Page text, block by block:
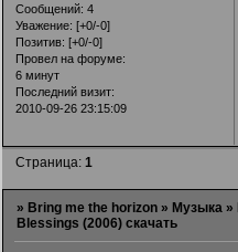
Сообщений: 4
Уважение: [+0/-0]
Позитив: [+0/-0]
Провел на форуме:
6 минут
Последний визит:
2010-09-26 23:15:09
Страница:1
» Bring me the horizon » Музыка »
Blessings (2006) скачать